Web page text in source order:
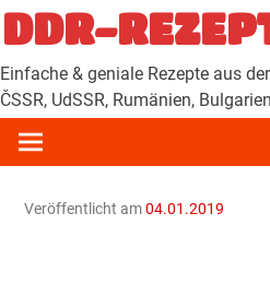
Zum
Inhalt
springen
DDR-
Einfache & geniale Rezepte aus
ČSSR, UdSSR, Rumänien,
Veröffentlicht am04.01.2019